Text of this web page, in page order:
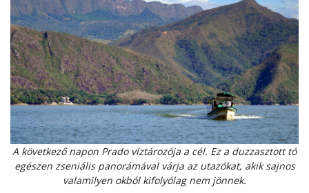
A következő napon Prado víztározója a cél. Ez a duzzasztott tó
egészen zseniális panorámával várja az utazókat, akik sajnos
valamilyen okból kifolyólag nem jönnek.